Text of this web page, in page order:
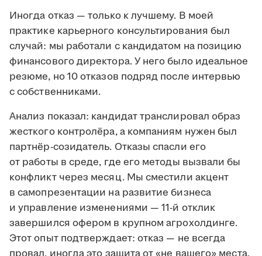
Иногда отказ — только к лучшему. В моей
практике карьерного консультирования был
случай: мы работали с кандидатом на позицию
финансового директора. У него было идеальное
резюме, но 10 отказов подряд после интервью
с собственниками.
Анализ показал: кандидат транслировал образ
жесткого контролёра, а компаниям нужен был
партнёр-созидатель. Отказы спасли его
от работы в среде, где его методы вызвали бы
конфликт через месяц. Мы сместили акцент
в самопрезентации на развитие бизнеса
и управление изменениями — 11-й отклик
завершился офером в крупном агрохолдинге.
Этот опыт подтверждает: отказ — не всегда